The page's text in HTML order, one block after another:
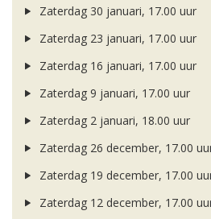
Zaterdag 30 januari, 17.00 uur
Zaterdag 23 januari, 17.00 uur
Zaterdag 16 januari, 17.00 uur
Zaterdag 9 januari, 17.00 uur
Zaterdag 2 januari, 18.00 uur
Zaterdag 26 december, 17.00
Zaterdag 19 december, 17.00
Zaterdag 12 december, 17.00